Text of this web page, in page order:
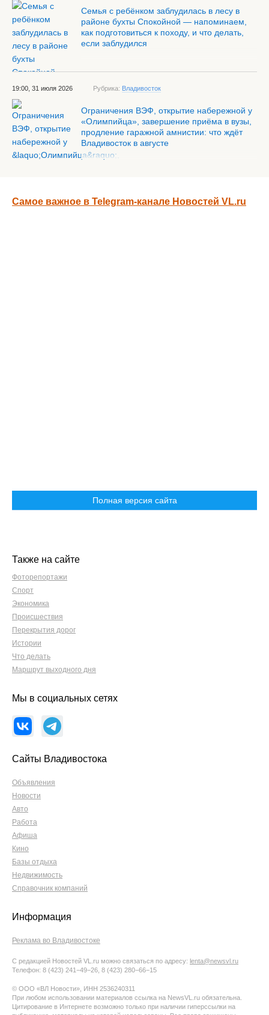
Семья с ребёнком заблудилась в лесу в
районе бухты Спокойной — напоминаем,
как подготовиться к походу, и что делать,
если заблудился
19:00, 31 июля 2026 Рубрика: Владивосток
Ограничения ВЭФ, открытие набережной у
«Олимпийца», завершение приёма в вузы,
продление гаражной амнистии: что ждёт
Владивосток в августе
Самое важное в Telegram-канале Новостей VL.ru
Полная версия сайта
Также на сайте
Фоторепортажи
Спорт
Экономика
Происшествия
Перекрытия дорог
Истории
Что делать
Маршрут выходного дня
Мы в социальных сетях
Сайты Владивостока
Объявления
Новости
Авто
Работа
Афиша
Кино
Базы отдыха
Недвижимость
Справочник компаний
Информация
Реклама во Владивостоке
С редакцией Новостей VL.ru можно связаться по адресу: lenta@newsvl.ru
Телефон: 8 (423) 241−49−26, 8 (423) 280−66−15
© ООО «ВЛ Новости», ИНН 2536240311
При любом использовании материалов ссылка на NewsVL.ru обязательна.
Цитирование в Интернете возможно только при наличии гиперссылки на